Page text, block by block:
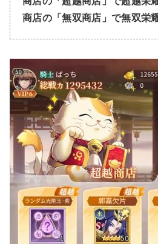
商店の「無双商店」で無双栄